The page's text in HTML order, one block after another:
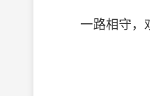
一路相守，欢